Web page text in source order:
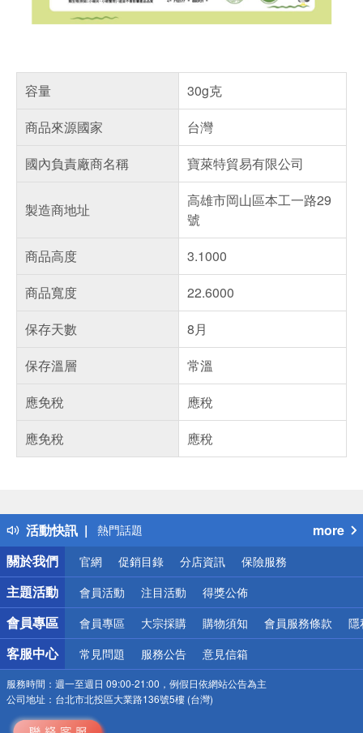
容量
30g克
商品來源國家
台灣
國內負責廠商名稱
寶萊特貿易有限公司
製造商地址
高雄市岡山區本工一路29
號
商品高度
3.1000
商品寬度
22.6000
保存天數
8月
保存溫層
常溫
應免稅
應稅
應免稅
應稅
活動快訊
得獎公告
熱門話題
銀行優惠
偏遠地區配送
詐騙網頁！請小心！
more
關於我們
官網 促銷目錄 分店資訊 保險服務
主題活動 會員活動 注目活動 得獎公佈
會員專區 會員專區 大宗採購 購物須知 會員服務條款 隱
客服中心 常見問題 服務公告 意見信箱
服務時間： 週一至週日 09:00-21:00，例假日依網站公告為主
公司地址： 台北市北投區大業路136號5樓 (台灣)